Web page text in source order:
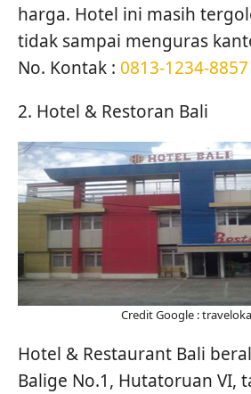
harga. Hotel ini masih
tidak sampai menguras
No. Kontak : 0813-1234-8857
2. Hotel & Restoran Bali
Credit Google :
Hotel & Restaurant Bali
Balige No.1, Hutatoruan VI,